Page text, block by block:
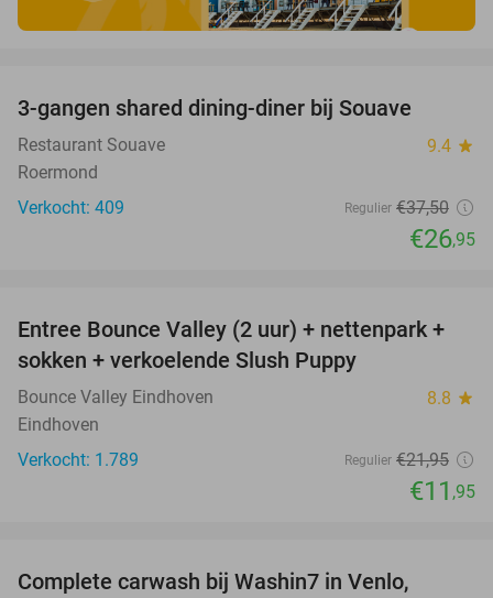
3-gangen shared dining-diner bij Souave
Restaurant Souave 9.4 star
Roermond
Verkocht: 409
Regulier €37,50
€26,95
46%
Entree Bounce Valley (2 uur) + nettenpark +
sokken + verkoelende Slush Puppy
Bounce Valley Eindhoven 8.8 star
Eindhoven
Verkocht: 1.789
Regulier €21,95
€11 ,95
Complete carwash bij Washin7 in Venlo,